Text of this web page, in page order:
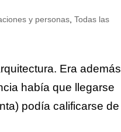
y personas ,Todas las
Era además
había que llegarse
podía calificarse de